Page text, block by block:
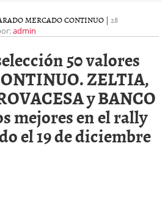
MERCADO CONTINUO | 28
admin
50 valores
ZELTIA,
y BANCO
mejores en el rally
el 19 de diciembre